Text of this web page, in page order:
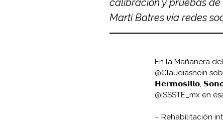
Martí Batres vía redes
En la Mañanera
@Claudiashein
𝗛𝗲𝗿𝗺𝗼𝘀𝗶𝗹𝗹𝗼,
@ISSSTE_mx en
– Rehabilitación